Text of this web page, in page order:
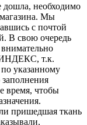
дошла, необходимо
магазина. Мы
с почтой
В свою очередь
ИНДЕКС, т.к.
по указанному
время, чтобы
пришедшая ткань